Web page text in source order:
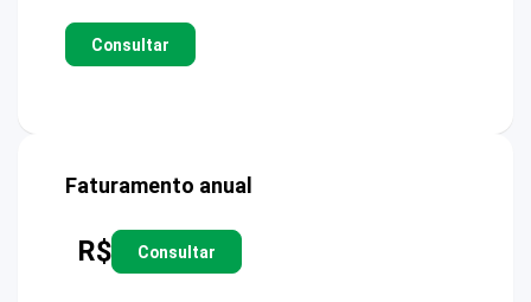
Consultar
Faturamento anual
R$ Consultar